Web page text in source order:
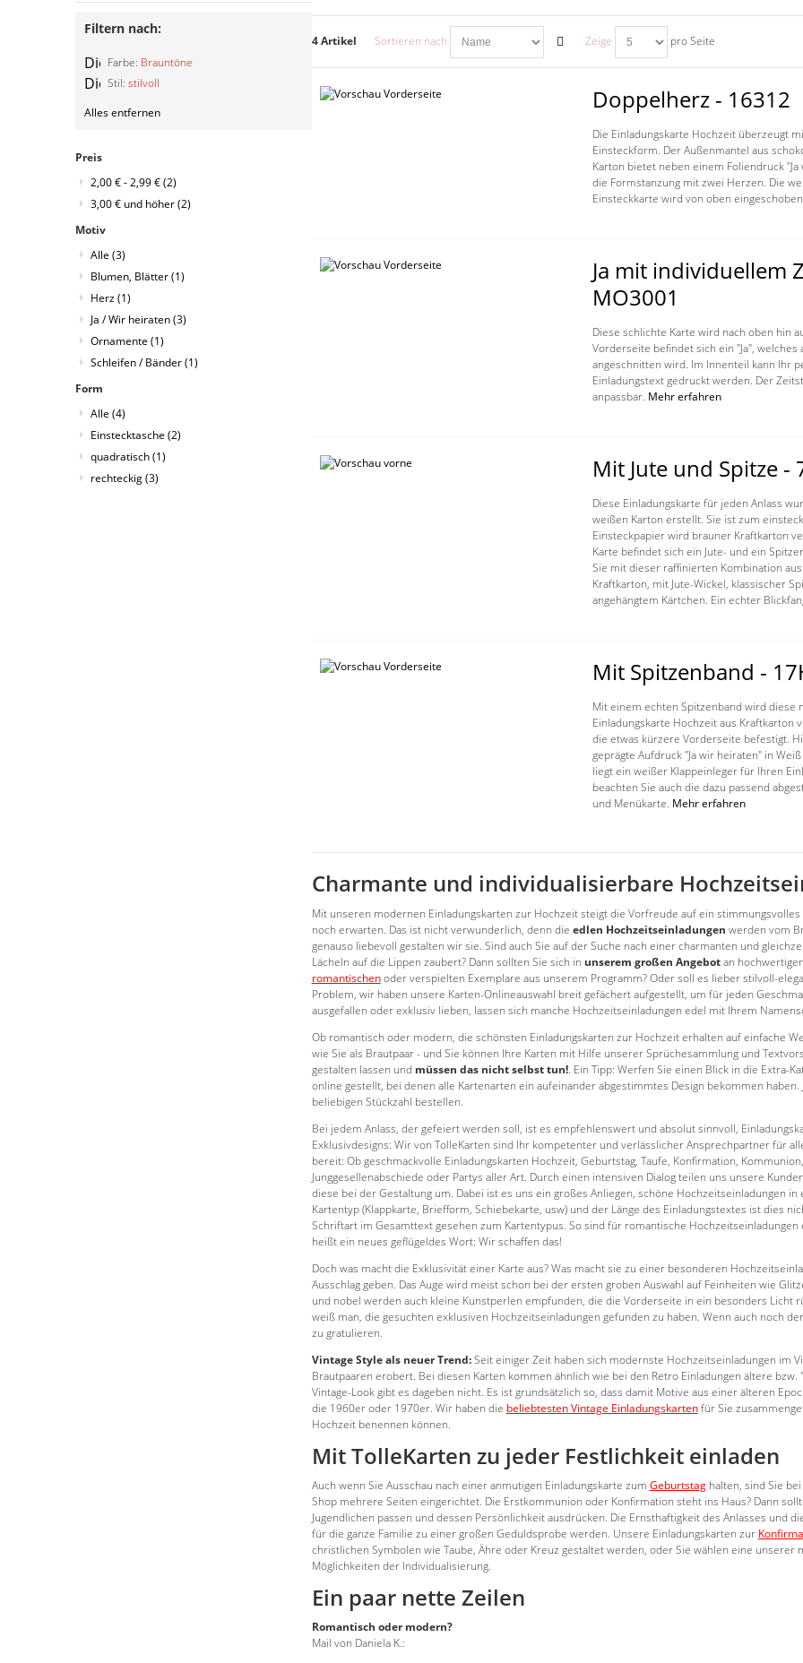
4 Artikel Sortieren nach Zeige pro Seite
Doppelherz - 16312
Die Einladungskarte Hochzeit überzeugt
Einsteckform. Der Außenmantel aus
Karton bietet neben einem Foliendruck
die Formstanzung mit zwei Herzen. Die
Einsteckkarte wird von oben
Ja mit individuellem
MO3001
Diese schlichte Karte wird nach oben hin
Vorderseite befindet sich ein "Ja", welches
angeschnitten wird. Im Innenteil kann Ihr
Einladungstext gedruckt werden. Der
anpassbar. Mehr erfahren
Mit Jute und Spitze -
Diese Einladungskarte für jeden Anlass
weißen Karton erstellt. Sie ist zum
Einsteckpapier wird brauner Kraftkarton
Karte befindet sich ein Jute- und ein
Sie mit dieser raffinierten Kombination
Kraftkarton, mit Jute-Wickel, klassischer
angehängtem Kärtchen. Ein echter
Mit Spitzenband -
Mit einem echten Spitzenband wird diese
Einladungskarte Hochzeit aus Kraftkarton
die etwas kürzere Vorderseite befestigt.
geprägte Aufdruck "Ja wir heiraten" in
liegt ein weißer Klappeinleger für Ihren
beachten Sie auch die dazu passend
und Menükarte. Mehr erfahren
Charmante und individualisierbare
Mit unseren modernen Einladungskarten zur Hochzeit steigt die Vorfreude auf ein
noch erwarten. Das ist nicht verwunderlich, denn die edlen Hochzeitseinladungen werden vom
genauso liebevoll gestalten wir sie. Sind auch Sie auf der Suche nach einer charmanten und
Lächeln auf die Lippen zaubert? Dann sollten Sie sich in unserem großen Angebotan
romantischenoder verspielten Exemplare aus unserem Programm? Oder soll es lieber stilvoll-
Problem, wir haben unsere Karten-Onlineauswahl breit gefächert aufgestellt, um für jeden
ausgefallen oder exklusiv lieben, lassen sich manche Hochzeitseinladungen edel mit Ihrem
Ob romantisch oder modern, die schönsten Einladungskarten zur Hochzeit erhalten auf einfache
wie Sie als Brautpaar - und Sie können Ihre Karten mit Hilfe unserer Sprüchesammlung und
gestalten lassen und müssen das nicht selbst tun!. Ein Tipp: Werfen Sie einen Blick in die Extra-
online gestellt, bei denen alle Kartenarten ein aufeinander abgestimmtes Design bekommen
beliebigen Stückzahl bestellen.
Bei jedem Anlass, der gefeiert werden soll, ist es empfehlenswert und absolut sinnvoll,
Exklusivdesigns: Wir von TolleKarten sind Ihr kompetenter und verlässlicher Ansprechpartner für
bereit: Ob geschmackvolle Einladungskarten Hochzeit, Geburtstag, Taufe, Konfirmation,
Junggesellenabschiede oder Partys aller Art. Durch einen intensiven Dialog teilen uns unsere
diese bei der Gestaltung um. Dabei ist es uns ein großes Anliegen, schöne Hochzeitseinladungen
Kartentyp (Klappkarte, Briefform, Schiebekarte, usw) und der Länge des Einladungstextes ist dies
Schriftart im Gesamttext gesehen zum Kartentypus. So sind für romantische
heißt ein neues geflügeldes Wort: Wir schaffen das!
Doch was macht die Exklusivität einer Karte aus? Was macht sie zu einer besonderen
Ausschlag geben. Das Auge wird meist schon bei der ersten groben Auswahl auf Feinheiten wie
und nobel werden auch kleine Kunstperlen empfunden, die die Vorderseite in ein besonders Licht
weiß man, die gesuchten exklusiven Hochzeitseinladungen gefunden zu haben. Wenn auch noch
zu gratulieren.
Vintage Style als neuer Trend:Seit einiger Zeit haben sich modernste Hochzeitseinladungen im
Brautpaaren erobert. Bei diesen Karten kommen ähnlich wie bei den Retro Einladungen ältere
Vintage-Look gibt es dageben nicht. Es ist grundsätzlich so, dass damit Motive aus einer älteren
die 1960er oder 1970er. Wir haben die beliebtesten Vintage Einladungskartenfür Sie
Hochzeit benennen können.
Mit TolleKarten zu jeder Festlichkeit einladen
Auch wenn Sie Ausschau nach einer anmutigen Einladungskarte zum Geburtstaghalten, sind Sie
Shop mehrere Seiten eingerichtet. Die Erstkommunion oder Konfirmation steht ins Haus? Dann
Jugendlichen passen und dessen Persönlichkeit ausdrücken. Die Ernsthaftigkeit des Anlasses und
für die ganze Familie zu einer großen Geduldsprobe werden. Unsere Einladungskarten zur
christlichen Symbolen wie Taube, Ähre oder Kreuz gestaltet werden, oder Sie wählen eine
Möglichkeiten der Individualisierung.
Ein paar nette Zeilen
Romantisch oder modern?
Mail von Daniela K.:
Filtern nach:
Farbe: Brauntöne
Diesen
Artikel
entfernen
Stil: stilvoll
Diesen
entfernen
Alles entfernen
Preis
2,00 €-2,99 €(2)
3,00 € und höher(2)
Motiv
Alle (3)
Blumen, Blätter(1)
Herz(1)
Ja / Wir heiraten(3)
Ornamente (1)
Schleifen / Bänder(1)
Form
Alle (4)
Einstecktasche (2)
quadratisch(1)
rechteckig(3)